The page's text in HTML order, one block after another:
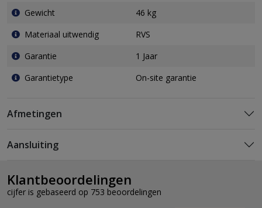
Gewicht
46 kg
Materiaal uitwendig
RVS
Garantie
1 Jaar
Garantietype
On-site garantie
Afmetingen
Aansluiting
Klantbeoordelingen
cijfer is gebaseerd op 753 beoordelingen